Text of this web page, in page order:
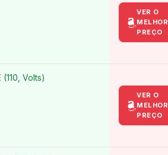
VER O
MELHOR
PREÇO
Volts)
VER O
MELHOR
PREÇO